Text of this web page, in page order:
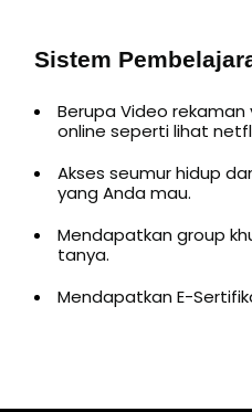
Sistem
Berupa Video
online seperti lihat
Akses seumur hidup
yang Anda mau.
Mendapatkan group
tanya.
Mendapatkan E-